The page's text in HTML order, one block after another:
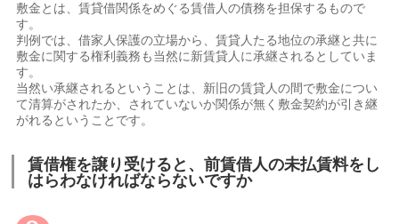
敷金とは、賃貸借関係をめぐる賃借人の債務を担保するもので
す。
判例では、借家人保護の立場から、賃貸人たる地位の承継と共に
敷金に関する権利義務も当然に新賃貸人に承継されるとしていま
す。
当然い承継されるということは、新旧の賃貸人の間で敷金につい
て清算がされたか、されていないか関係が無く敷金契約が引き継
がれるということです。
賃借権を譲り受けると、前賃借人の未払賃料をし
はらわなければならないですか